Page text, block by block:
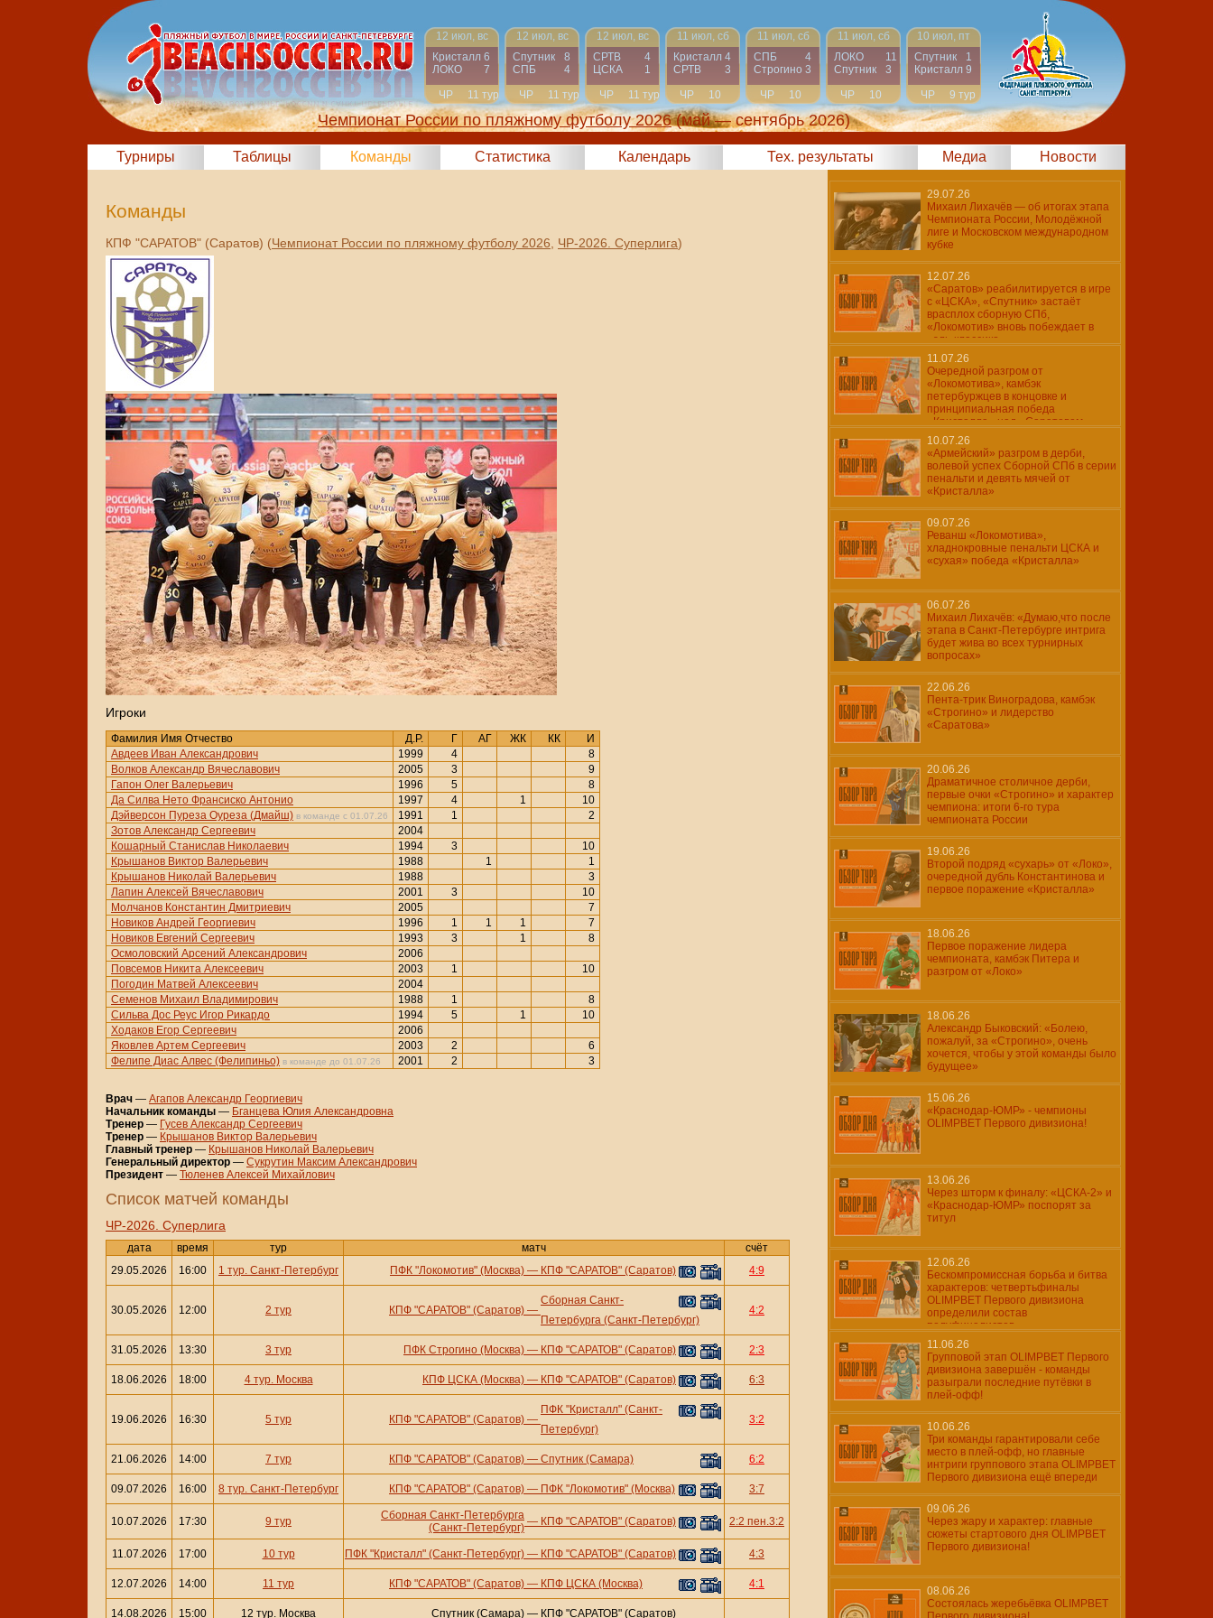
12 июл, вс
Кристалл 6
ЛОКО
7
ЧР
11 тур
12 июл, вс
Спутник
8
СПБ
4
ЧР
11 тур
12 июл, вс
СРТВ
4
ЦСКА
1
ЧР
11 тур
11 июл, сб
Кристалл 4
СРТВ
3
ЧР
10
тур
11 июл, сб
СПБ
4
Строгино 3
ЧР
10
тур
11 июл, сб
ЛОКО
11
Спутник
3
ЧР
10
тур
10 июл, пт
Спутник
1
Кристалл 9
ЧР
9 тур
Чемпионат России по пляжному футболу 2026 (май — сентябрь 2026)
Турниры Таблицы Команды Статистика Календарь Тех. результаты Медиа Новости
Команды
КПФ "САРАТОВ" (Саратов) (Чемпионат России по пляжному футболу 2026 ЧР-2026. Суперлига)
Игроки
Фамилия Имя Отчество Д.Р. Г АГ ЖК КК
И
Авдеев Иван Александрович
1999 4
8
Волков Александр Вячеславович
2005 3
9
Гапон Олег Валерьевич
1996 5
8
Да Силва Нето Франсиско Антонио
1997 4 1
10
Дэйверсон Пуреза Оуреза (Дмайш) в команде с 01.07.26 1991 1
2
Зотов Александр Сергеевич
2004
Кошарный Станислав Николаевич
1994 3
10
Крышанов Виктор Валерьевич
1988 1
1
Крышанов Николай Валерьевич
1988
3
Лапин Алексей Вячеславович
2001 3
10
Молчанов Константин Дмитриевич
2005
7
Новиков Андрей Георгиевич
1996 1 1 1
7
Новиков Евгений Сергеевич
1993 3 1
8
Осмоловский Арсений Александрович
2006
Повсемов Никита Алексеевич
2003 1
10
Погодин Матвей Алексеевич
2004
Семенов Михаил Владимирович
1988 1
8
Сильва Дос Реус Игор Рикардо
1994 5 1
10
Ходаков Егор Сергеевич
2006
Яковлев Артем Сергеевич
2003 2
6
Фелипе Диас Алвес (Фелипиньо) в команде до 01.07.26 2001 2 3
Врач — Агапов Александр Георгиевич
Начальник команды — Бганцева Юлия Александровна
Тренер — Гусев Александр Сергеевич
Тренер — Крышанов Виктор Валерьевич
Главный тренер — Крышанов Николай Валерьевич
Генеральный директор — Сукрутин Максим Александрович
Президент — Тюленев Алексей Михайлович
Cписок матчей команды
ЧР-2026. Суперлига
дата время тур матч
счёт
29.05.2026
16:00 1 тур. Санкт-Петербург ПФК "Локомотив" (Москва) — КПФ "САРАТОВ" (Саратов) 4:9
30.05.2026 12:00 2 тур КПФ "САРАТОВ" (Саратов) —
Сборная Санкт-
Петербурга (Санкт-Петербург)
4:2
31.05.2026 13:30 3 тур ПФК Строгино (Москва) — КПФ "САРАТОВ" (Саратов) 2:3
18.06.2026 18:00 4 тур. Москва КПФ ЦСКА (Москва) — КПФ "САРАТОВ" (Саратов) 6:3
19.06.2026 16:30 5 тур КПФ "САРАТОВ" (Саратов) —
ПФК "Кристалл" (Санкт-
Петербург)
3:2
21.06.2026 14:00 7 тур КПФ "САРАТОВ" (Саратов) — Спутник (Самара) 6:2
09.07.2026 16:00 8 тур. Санкт-Петербург КПФ "САРАТОВ" (Саратов) — ПФК "Локомотив" (Москва) 3:7
10.07.2026 17:30 9 тур
Сборная Санкт-Петербурга
(Санкт-Петербург) — КПФ "САРАТОВ" (Саратов) 2:2 пен.3:2
11.07.2026 17:00 10 тур ПФК "Кристалл" (Санкт-Петербург) — КПФ "САРАТОВ" (Саратов) 4:3
12.07.2026 14:00 11 тур КПФ "САРАТОВ" (Саратов) — КПФ ЦСКА (Москва) 4:1
14.08.2026 15:00 12 тур. Москва Спутник (Самара) — КПФ "САРАТОВ" (Саратов)
29.07.26
Михаил Лихачёв — об итогах этапа
Чемпионата России, Молодёжной
лиге и Московском международном
кубке
12.07.26
«Саратов» реабилитируется в игре
с «ЦСКА», «Спутник» застаёт
врасплох сборную СПб,
«Локомотив» вновь побеждает в
«эль-классико»
11.07.26
Очередной разгром от
«Локомотива», камбэк
петербуржцев в концовке и
принципиальная победа
«Кристалла» над «Саратовом»
10.07.26
«Армейский» разгром в дерби,
волевой успех Сборной СПб в серии
пенальти и девять мячей от
«Кристалла»
09.07.26
Реванш «Локомотива»,
хладнокровные пенальти ЦСКА и
«сухая» победа «Кристалла»
06.07.26
Михаил Лихачёв: «Думаю,что после
этапа в Санкт-Петербурге интрига
будет жива во всех турнирных
вопросах»
22.06.26
Пента-трик Виноградова, камбэк
«Строгино» и лидерство
«Саратова»
20.06.26
Драматичное столичное дерби,
первые очки «Строгино» и характер
чемпиона: итоги 6-го тура
чемпионата России
19.06.26
Второй подряд «сухарь» от «Локо»,
очередной дубль Константинова и
первое поражение «Кристалла»
18.06.26
Первое поражение лидера
чемпионата, камбэк Питера и
разгром от «Локо»
18.06.26
Александр Быковский: «Болею,
пожалуй, за «Строгино», очень
хочется, чтобы у этой команды было
будущее»
15.06.26
«Краснодар-ЮМР» - чемпионы
OLIMPBET Первого дивизиона!
13.06.26
Через шторм к финалу: «ЦСКА-2» и
«Краснодар-ЮМР» поспорят за
титул
12.06.26
Бескомпромиссная борьба и битва
характеров: четвертьфиналы
OLIMPBET Первого дивизиона
определили состав
полуфиналистов
11.06.26
Групповой этап OLIMPBET Первого
дивизиона завершён - команды
разыграли последние путёвки в
плей-офф!
10.06.26
Три команды гарантировали себе
место в плей-офф, но главные
интриги группового этапа OLIMPBET
Первого дивизиона ещё впереди
09.06.26
Через жару и характер: главные
сюжеты стартового дня OLIMPBET
Первого дивизиона!
08.06.26
Состоялась жеребьёвка OLIMPBET